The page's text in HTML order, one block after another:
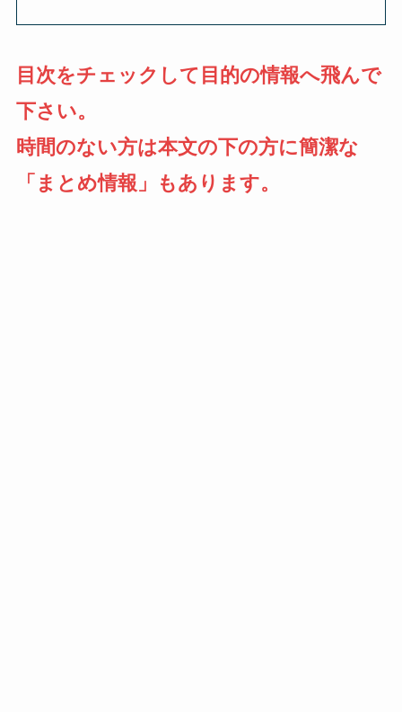
目次をチェックして目的の情報へ飛んで
下さい。
時間のない方は本文の下の方に簡潔な
「まとめ情報」もあります。